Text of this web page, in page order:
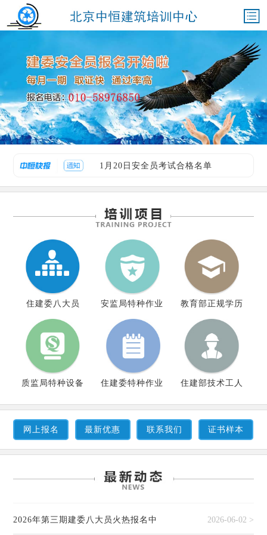
1月20日安全员考试合格名单
2026年第三期建委八大员火热报名中
1月20日安全员考试合格名单
住建委八大员 安监局特种作业 教育部正规学历
质监局特种设备 住建委特种作业 住建部技术工人
网上报名 最新优惠 联系我们 证书样本
2026年第三期建委八大员火热报名中 2026-06-02 >